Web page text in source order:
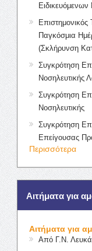
Παγκόσμια
(Σκλήρυνση
Συγκρότηση
Νοσηλευτικής
Συγκρότηση
Νοσηλευτικής
Συγκρότηση
Επείγουσας
Περισσότερα
Αιτήματα για
Αιτήματα για
Από Γ.Ν.